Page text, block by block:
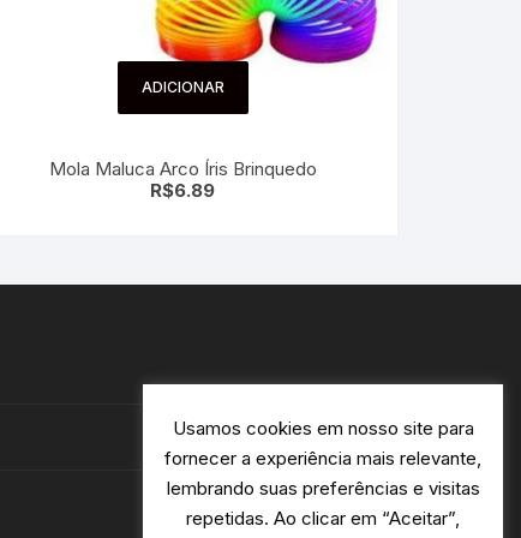
ADICIONAR
Mola Maluca Arco Íris Brinquedo
R$6.89
Usamos cookies em nosso site para
fornecer a experiência mais relevante,
lembrando suas preferências e visitas
repetidas. Ao clicar em “Aceitar”,